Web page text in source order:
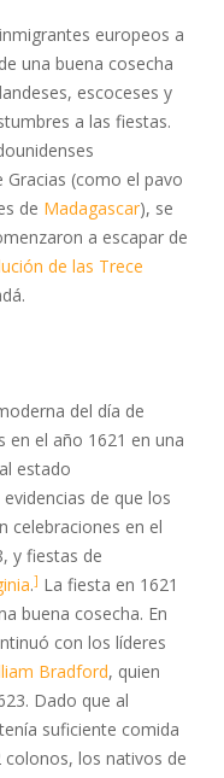
europeos a
una buena cosecha
escoceses y
a las fiestas.
Gracias (como el pavo
de Madagascar), se
a escapar de
de las Trece
del día de
en el año 1621 en una
estado
de que los
celebraciones en el
y fiestas de
.] ​ La fiesta en 1621
buena cosecha. En
con los líderes
Bradford, quien
​Dado que al
suficiente comida
los nativos de